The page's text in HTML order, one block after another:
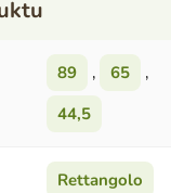
89 , 65
,
44,5
Rettangolo